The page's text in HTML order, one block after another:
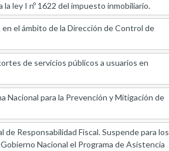
ley I nº 1622 del impuesto inmobiliario.
el ámbito de la Dirección de Control de
de servicios públicos a usuarios en
Nacional para la Prevención y Mitigación de
Responsabilidad Fiscal. Suspende para los
Nacional el Programa de Asistencia